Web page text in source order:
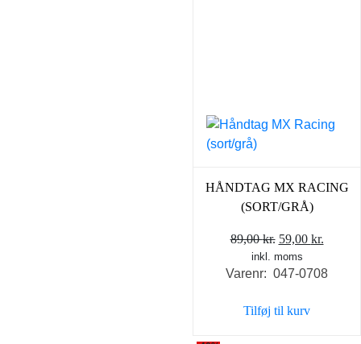
HÅNDTAG MX RACING
(SORT/GRÅ)
89,00kr. Den
oprindelige
pris
89,00 kr..
59,00 kr.
pris
inkl. moms
Varenr: 047-0708
Tilføj til kurv